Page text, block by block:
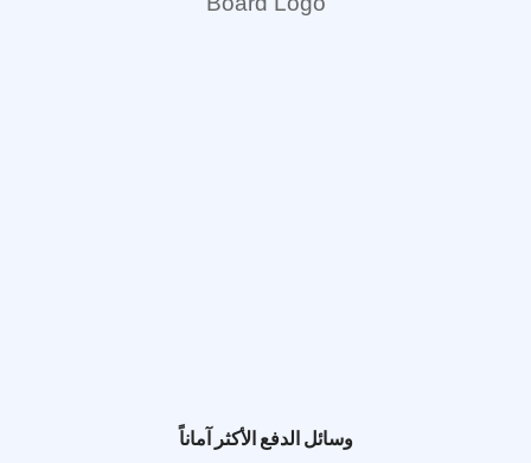
وسائل الدفع الأكثر آماناً